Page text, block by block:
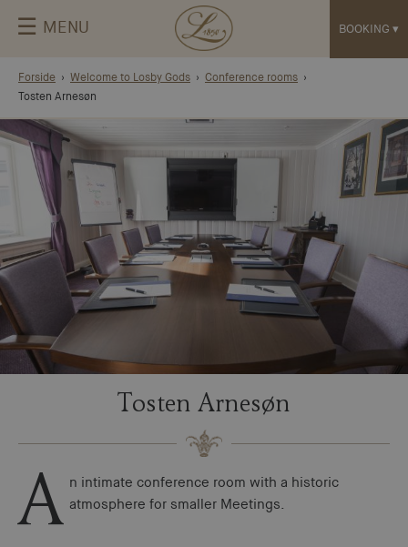
☰ MENU BOOKING ▾
Forside Welcome to Losby Gods
Conference rooms
Tosten Arnesøn
Tosten Arnesøn
A n intimate conference room with a historic
atmosphere for smaller Meetings.